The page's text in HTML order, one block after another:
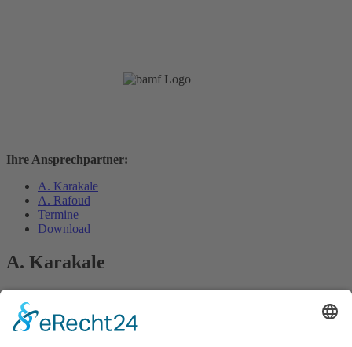
Ihre Ansprechpartner:
A. Karakale
A. Rafoud
Termine
Download
A. Karakale
Linsenberg 10
63065 Offenbach